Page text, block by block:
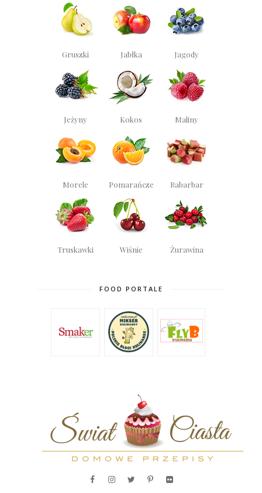
Gruszki Jabłka Jagody
Jeżyny Kokos Maliny
Morele Pomarańcze Rabarbar
Truskawki Wiśnie Żurawina
FOOD PORTALE